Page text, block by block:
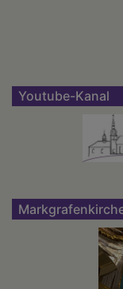
Youtube-Kanal